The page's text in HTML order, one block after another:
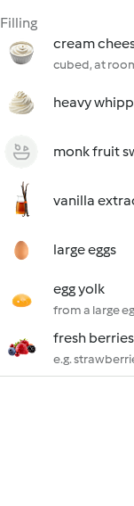
Filling
cream
cubed, at
heavy
monk fruit
vanilla
large eggs
egg yolk
from a large
fresh berries
e.g.